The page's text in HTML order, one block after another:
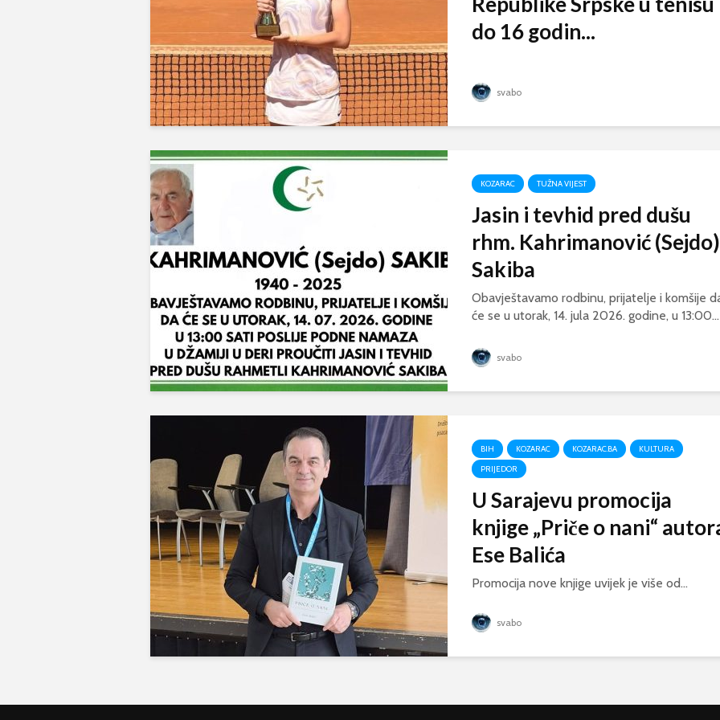
do 16 godin...
svabo
KOZARAC TUŽNA VIJEST
Jasin i tevhid pred dušu
rhm. Kahrimanović (Sejdo)
Sakiba
Obavještavamo rodbinu, prijatelje i komšije
će se u utorak, 14. jula 2026. godine, u 13:00...
svabo
BIH KOZARAC KOZARAC.BA
KULTURA
PRIJEDOR
U Sarajevu promocija
knjige „Priče o nani“
Ese Balića
Promocija nove knjige uvijek je više od...
svabo